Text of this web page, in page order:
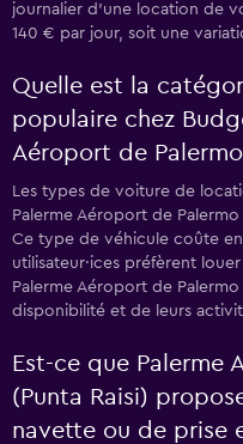
journalier d'une location de
140 € par jour, soit une
Quelle est la
populaire chez
Aéroport de
Les types de voiture de
Palerme Aéroport de
Ce type de véhicule coûte
utilisateur·ices préfèrent
Palerme Aéroport de
disponibilité et de leurs
Est-ce que Palerme
(Punta Raisi)
navette ou de prise